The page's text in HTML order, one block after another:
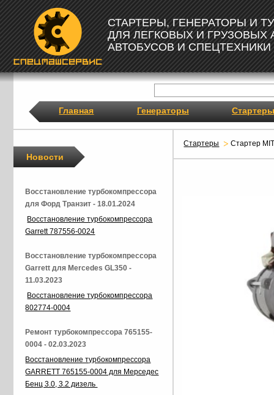
СТАРТЕРЫ, ГЕНЕРАТОРЫ И
ДЛЯ ЛЕГКОВЫХ И ГРУЗОВЫХ
АВТОБУСОВ И СПЕЦТЕХНИКИ
Главная Генераторы Стартеры
Стартеры Стартер
Новости
Восстановление турбокомпрессора
для Форд Транзит - 18.01.2024
Восстановление турбокомпрессора
Garrett 787556-0024
Восстановление турбокомпрессора
Garrett для Mercedes GL350 -
11.03.2023
Восстановление турбокомпрессора
802774-0004
Ремонт турбокомпрессора 765155-
0004 - 02.03.2023
Восстановление турбокомпрессора
GARRETT 765155-0004 для Мерседес
Бенц 3.0, 3.2 дизель